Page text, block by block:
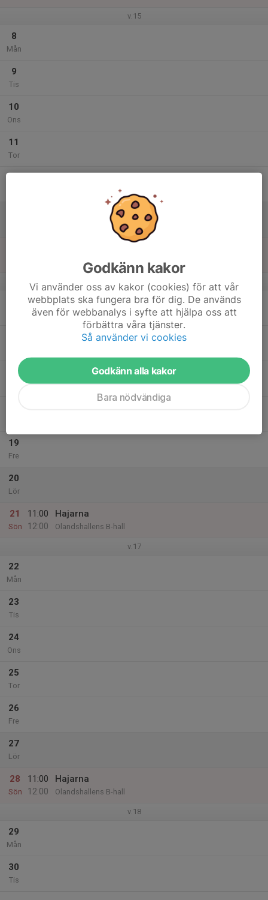
v.15
8
Mån
9
Tis
10
Ons
11
Tor
Olandshallens B-hall
v.16
17
19
Fre
20
Lör
21
Sön
11:00
12:00
Hajarna
Olandshallens B-hall
v.17
22
Mån
23
Tis
24
Ons
25
Tor
26
Fre
27
Lör
28
Sön
11:00
12:00
Hajarna
Olandshallens B-hall
v.18
29
Mån
30
Tis
Godkänn kakor
Vi använder oss av kakor (cookies) för att vår
webbplats ska fungera bra för dig. De används
även för webbanalys i syfte att hjälpa oss att
förbättra våra tjänster.
Så använder vi cookies
Godkänn alla kakor
Bara nödvändiga